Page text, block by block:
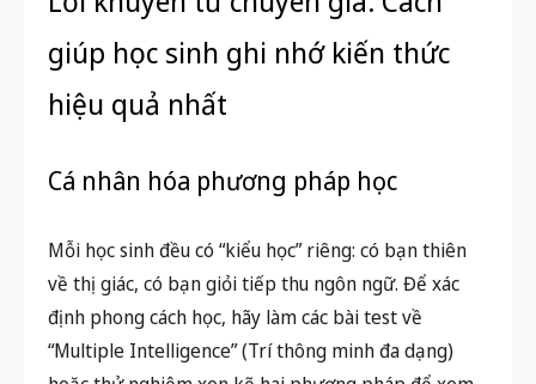
Cá nhân hóa phương pháp học
Mỗi học sinh đều có “kiểu học” riêng: có bạn thiên
định phong cách học, hãy làm các bài test về
“Multiple Intelligence” (Trí thông minh đa dạng)
hoặc thử nghiệm xen kẽ hai phương pháp để xem
cách nào giúp bạn cảm thấy tiếp thu tốt hơn.
Ưu tiên tính chủ động, kết hợp linh
hoạt